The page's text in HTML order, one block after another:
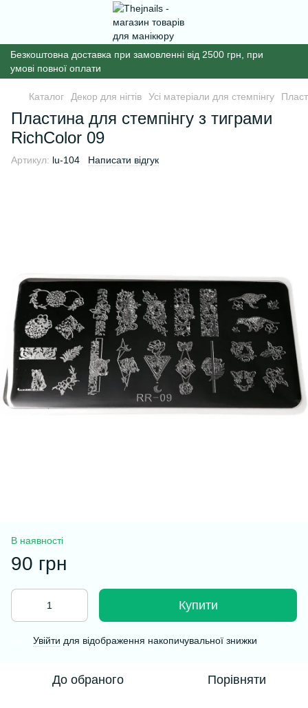
Безкоштовна доставка при замовленні від 2500 грн, при
умові повної оплати
Каталог Декор для нігтів Усі матеріали для стемпінгу
Пластина для стемпінгу з тиграми
RichColor 09
Артикул: lu-104 Написати відгук
В наявності
90 грн
Купити
Увійти для відображення накопичувальної знижки
До обраного Порівняти